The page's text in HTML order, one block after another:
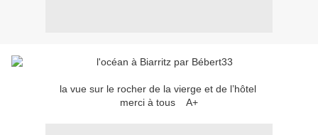
la vue sur le rocher de la vierge et de l’hôtel
merci à tous A+